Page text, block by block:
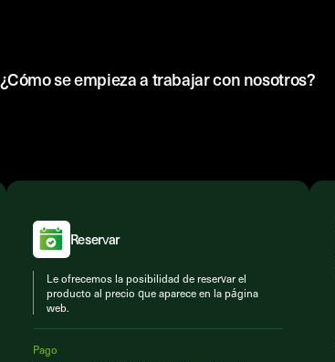
¿Cómo se empieza a trabajar con nosotros?
Reservar
Le ofrecemos la posibilidad de reservar el
producto al precio que aparece en la página
web.
Pago